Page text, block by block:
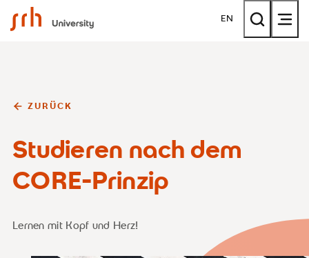
SRH University EN
ZURÜCK
Studieren nach dem
CORE-Prinzip
Lernen mit Kopf und Herz!